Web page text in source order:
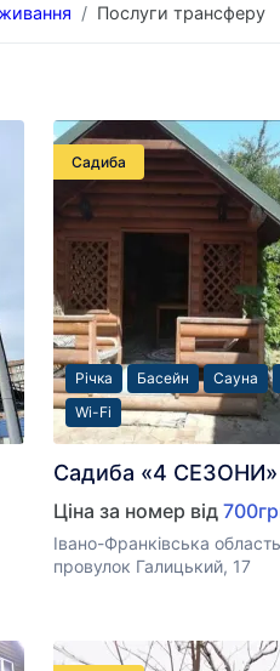
Послуги трансферу
Садиба
Річка Басейн Сауна
Wi-Fi
Садиба «4 СЕЗОНИ»
Ціна за номер від
Івано-Франківська
провулок Галицький, 17